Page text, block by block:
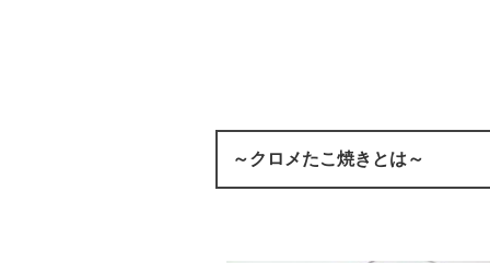
～クロメたこ焼きとは～